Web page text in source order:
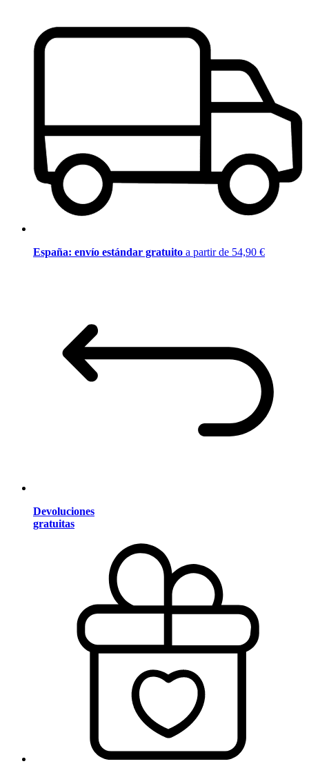
España: envío estándar gratuito a partir de 54,90 €
Devoluciones
gratuitas